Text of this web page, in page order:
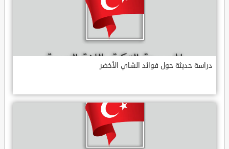
دراسة حديثة حول فوائد الشاي الأخضر